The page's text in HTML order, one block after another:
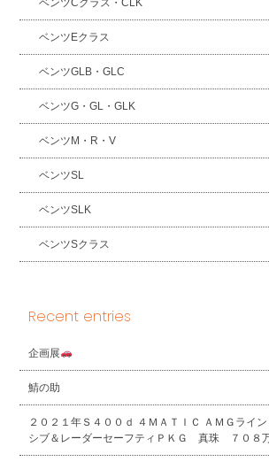
ベンツCクラス・CLK
ベンツEクラス
ベンツGLB・GLC
ベンツG・GL・GLK
ベンツM・R・V
ベンツSL
ベンツSLK
ベンツSクラス
Recent entries
企画展
鯖の助
２０２１年Ｓ４００ｄ ４ＭＡＴＩＣ ＡＭＧライ
シブ＆レーダーセーフティＰＫＧ 真珠 ７０８